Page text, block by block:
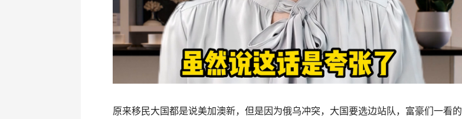
原来移民大国都是说美加澳新，但是因为俄乌冲突，大国要选边站队，富豪们一看的